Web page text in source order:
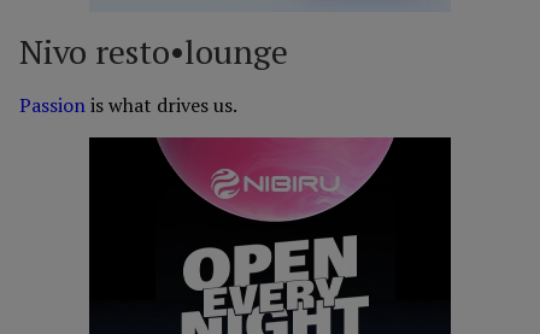
Nivo resto•lounge
Passionis what drives us.